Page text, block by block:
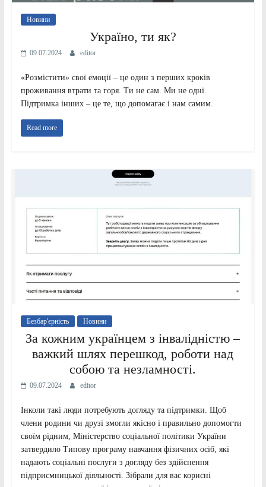
Новини
Україно, ти як?
09.07.2024 editor
«Розмістити» свої емоції – це один з перших кроків
проживання втрати та горя. Ти не сам. Ми не одні.
Підтримка інших – це те, що допомагає і нам самим.
Read more
Безбар'єрність Новини
За кожним українцем з інвалідністю –
важкий шлях перешкод, роботи над
собою та незламності.
09.07.2024 editor
Інколи такі люди потребують догляду та підтримки. Щоб
члени родини чи друзі змогли якісно і правильно допомогти
своїм рідним, Міністерство соціальної політики України
затвердило Типову програму навчання фізичних осіб, які
надають соціальні послуги з догляду без здійснення
підприємницької діяльності. Зібрали для вас корисні